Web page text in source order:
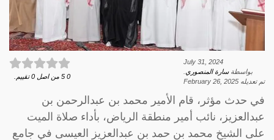
July 31, 2024
بواسطةسارة المنصوري
تم تعديله February 26, 2025
0
5 من اصل 0 تقييم.
في حدث مؤثر، قام الأمير محمد بن عبدالرحمن بن
عبدالعزيز، نائب أمير منطقة الرياض، بأداء صلاة الميت
على الشيخ محمد بن حمد بن عبدالعزيز العيسى في جامع